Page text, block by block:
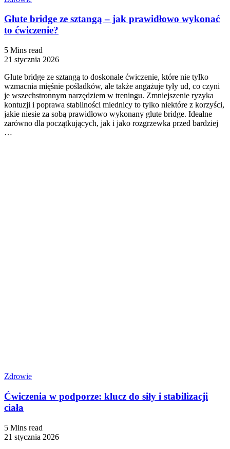
Glute bridge ze sztangą – jak prawidłowo wykonać
to ćwiczenie?
5 Mins read
21 stycznia 2026
Glute bridge ze sztangą to doskonałe ćwiczenie, które nie tylko
wzmacnia mięśnie pośladków, ale także angażuje tyły ud, co czyni
je wszechstronnym narzędziem w treningu. Zmniejszenie ryzyka
kontuzji i poprawa stabilności miednicy to tylko niektóre z korzyści,
jakie niesie za sobą prawidłowo wykonany glute bridge. Idealne
zarówno dla początkujących, jak i jako rozgrzewka przed bardziej
…
Zdrowie
Ćwiczenia w podporze: klucz do siły i stabilizacji
ciała
5 Mins read
21 stycznia 2026